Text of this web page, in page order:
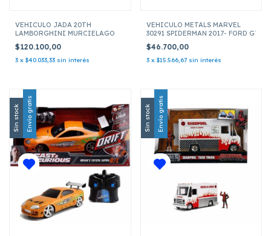
VEHICULO JADA 20TH
LAMBORGHINI MURCIELAGO
$120.100,00
3 x $40.033,33 sin interés
VEHICULO METALS MARVEL
30291 SPIDERMAN 2017- FORD GT
$46.700,00
3 x $15.566,67 sin interés
Sin stock Envío gratis Sin stock Envío gratis